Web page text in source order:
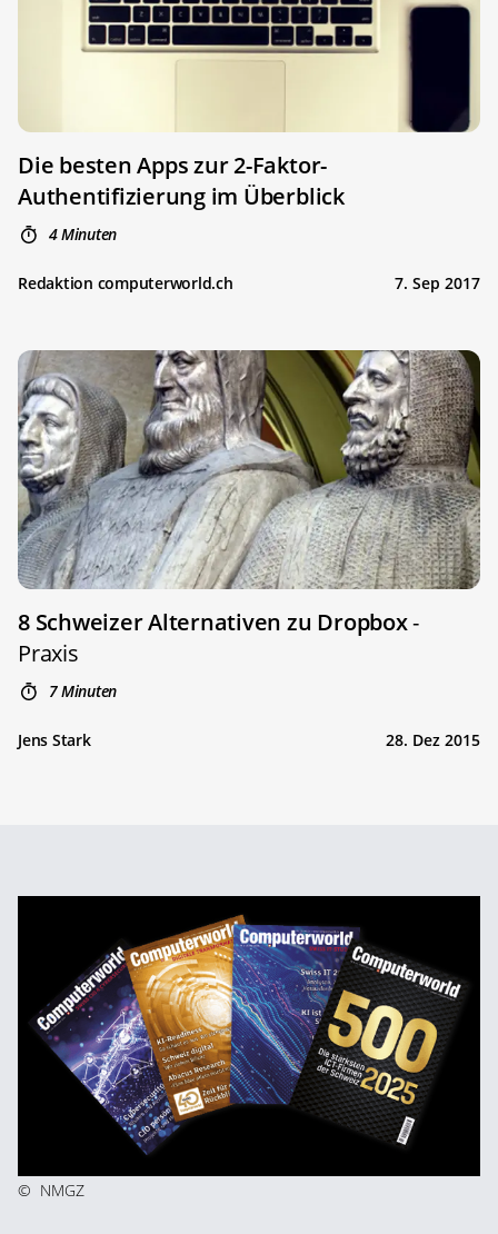
Die besten Apps zur 2-Faktor-
Authentifizierung im Überblick
4 Minuten
Redaktion computerworld.ch 7. Sep 2017
8 Schweizer Alternativen zu Dropbox-
Praxis
7 Minuten
Jens Stark 28. Dez 2015
© NMGZ